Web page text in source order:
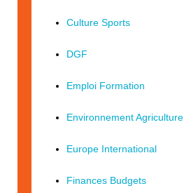
Culture Sports
DGF
Emploi Formation
Environnement Agriculture
Europe International
Finances Budgets